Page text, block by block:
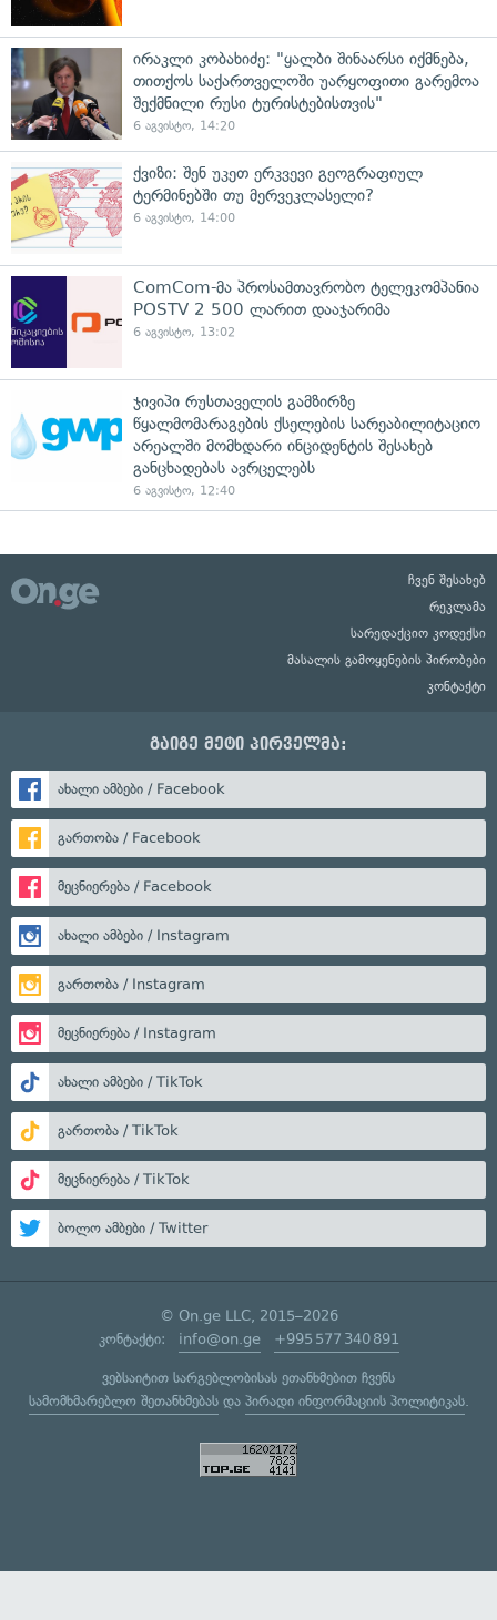
ირაკლი კობახიძე: "ყალბი შინაარსი იქმნება,
თითქოს საქართველოში უარყოფითი გარემოა
შექმნილი რუსი ტურისტებისთვის"
6 აგვისტო, 14:20
ქვიზი: შენ უკეთ ერკვევი გეოგრაფიულ
ტერმინებში თუ მერვეკლასელი?
6 აგვისტო, 14:00
ComCom-მა პროსამთავრობო ტელეკომპანია
POSTV 2 500 ლარით დააჯარიმა
6 აგვისტო, 13:02
ჯივიპი რუსთაველის გამზირზე
წყალმომარაგების ქსელების სარეაბილიტაციო
არეალში მომხდარი ინციდენტის შესახებ
განცხადებას ავრცელებს
6 აგვისტო, 12:40
ჩვენ შესახებ
რეკლამა
სარედაქციო კოდექსი
მასალის გამოყენების პირობები
კონტაქტი
გაიგე მეტი პირველმა:
ახალი ამბები / Facebook
გართობა / Facebook
მეცნიერება / Facebook
ახალი ამბები / Instagram
გართობა / Instagram
მეცნიერება / Instagram
ახალი ამბები / TikTok
გართობა / TikTok
მეცნიერება / TikTok
ბოლო ამბები / Twitter
© On.ge LLC, 2015–2026
კონტაქტი: info@on.ge +995 577 340 891
ვებსაიტით სარგებლობისას ეთანხმებით ჩვენს
სამომხმარებლო შეთანხმებასდა პირადი ინფორმაციის პოლიტიკას.